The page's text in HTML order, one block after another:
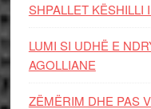
SHPALLET KËSHILLI
LUMI SI UDHË E
AGOLLIANE
ZËMËRIM DHE PAS